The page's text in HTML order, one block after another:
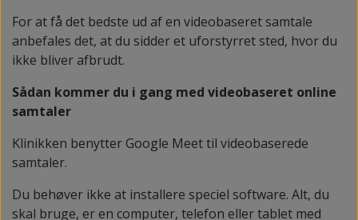
For at få det bedste ud af en videobaseret samtale
anbefales det, at du sidder et uforstyrret sted, hvor du
ikke bliver afbrudt.
Sådan kommer du i gang med videobaseret online
samtaler
Klinikken benytter Google Meet til videobaserede
samtaler.
Du behøver ikke at installere speciel software. Alt, du
skal bruge, er en computer, telefon eller tablet med